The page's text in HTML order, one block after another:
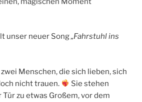
unser neuer Song„Fahrstuhl ins
Menschen, die sich lieben, sich
nicht trauen.
Sie stehen
zu etwas Großem, vor dem